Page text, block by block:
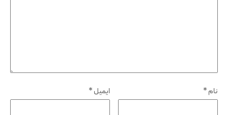
نام* ایمیل*